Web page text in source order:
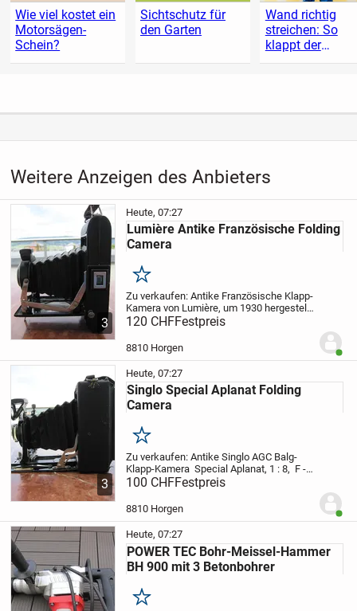
Wie viel kostet ein
Motorsägen-
Schein?
Sichtschutz für
den Garten
Wand richtig
streichen: So
klappt der
Anstrich
Weitere Anzeigen des Anbieters
3
Heute, 07:27
Lumière Antike Französische Folding
Camera
Merken
Zu verkaufen: Antike Französische Klapp-
Kamera von Lumière, um 1930 hergestellt.
Objektiv: ANASTIGMAT "SPECTOR", Focal
Zustand: sehr gut erhalten,
schönes Dekorations-Objekt. Funktion...
120 CHFFestpreis
8810 Horgen
3
Heute, 07:27
Singlo Special Aplanat Folding
Camera
Merken
Zu verkaufen: Antike Singlo AGC Balg-
Klapp-Kamera Special Aplanat, 1 : 8, F -
120 mm, 1930-er Jahre. Filme Kodak TRI-
X Pan Professional.
vordersten 2 Bälge sind nicht mehr
100 CHFFestpreis
8810 Horgen
Heute, 07:27
POWER TEC Bohr-Meissel-Hammer
BH 900 mit 3 Betonbohrer
Merken